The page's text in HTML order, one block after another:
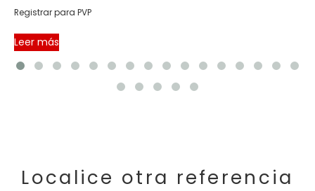
Registrar para PVP
Leer más
Localice otra referencia